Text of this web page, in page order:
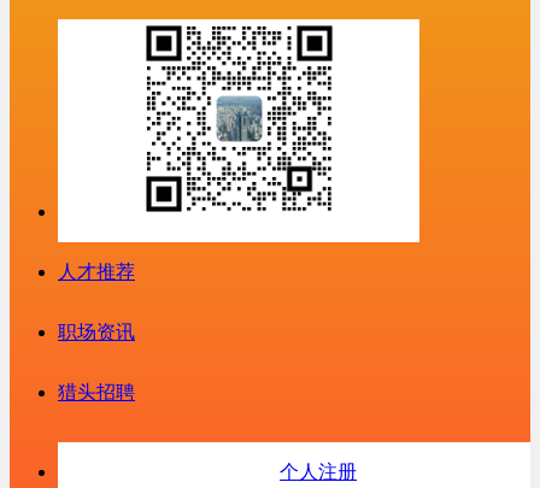
人才推荐
职场资讯
猎头招聘
个人注册